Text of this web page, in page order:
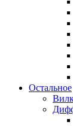
Остальное